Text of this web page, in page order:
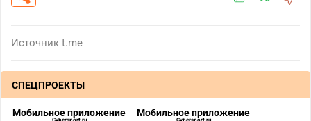
Источник t.me
СПЕЦПРОЕКТЫ
Мобильное приложение Мобильное приложение